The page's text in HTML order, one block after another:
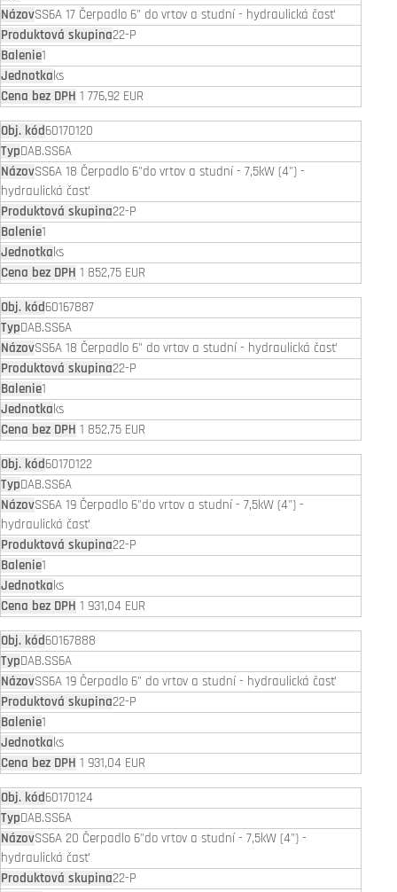
SS6A 17 Čerpadlo 6" do vrtov a studní - hydraulická časť
22-P
1
ks
1 776,92 EUR
60170120
DAB.SS6A
SS6A 18 Čerpadlo 6"do vrtov a studní - 7,5kW (4") -
hydraulická časť
22-P
1
ks
1 852,75 EUR
60167887
DAB.SS6A
SS6A 18 Čerpadlo 6" do vrtov a studní - hydraulická časť
22-P
1
ks
1 852,75 EUR
60170122
DAB.SS6A
SS6A 19 Čerpadlo 6"do vrtov a studní - 7,5kW (4") -
hydraulická časť
22-P
1
ks
1 931,04 EUR
60167888
DAB.SS6A
SS6A 19 Čerpadlo 6" do vrtov a studní - hydraulická časť
22-P
1
ks
1 931,04 EUR
60170124
DAB.SS6A
SS6A 20 Čerpadlo 6"do vrtov a studní - 7,5kW (4") -
hydraulická časť
22-P